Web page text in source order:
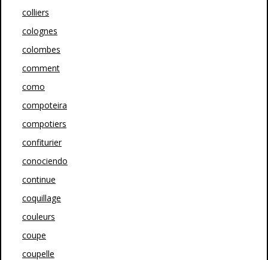
colliers
colognes
colombes
comment
como
compoteira
compotiers
confiturier
conociendo
continue
coquillage
couleurs
coupe
coupelle